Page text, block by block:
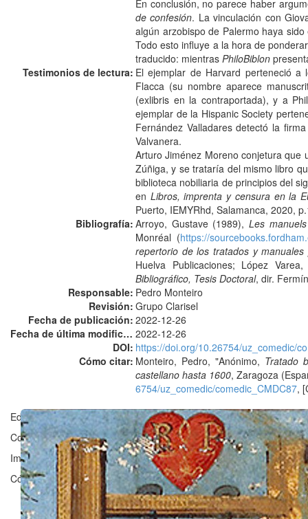
En conclusión, no parece haber
de confesión. La vinculación con
algún arzobispo de Palermo haya
Todo esto influye a la hora de
traducido: mientras PhiloBiblon
Testimonios de lectura: El ejemplar de Harvard perteneció a
Flacca (su nombre aparece
(exlibris en la contraportada), y a
ejemplar de la Hispanic Society
Fernández Valladares detectó la
Valvanera.
Arturo Jiménez Moreno conjetura
Zúñiga, y se trataría del mismo libro
biblioteca nobiliaria de principios del
en Libros, imprenta y censura en la
Puerto, IEMYRhd, Salamanca, 2020,
Bibliografía: Arroyo, Gustave (1989),Les
Monréal (https://
repertorio de los tratados y
Huelva Publicaciones; López
Bibliográfico, Tesis Doctoral, dir.
Responsable: Pedro Monteiro
Revisión: Grupo Clarisel
Fecha de publicación: 2022-12-26
Fecha de última modificación: 2022-12-26
DOI: https://doi.org/10.26754/uz_comedic/
Cómo citar: Monteiro, Pedro, "Anónimo, Tratado
castellano hasta 1600, Zaragoza
6754/uz_comedic/comedic_CMDC87,
Editado en Zaragoza por ©Grupo Clarisel, Universidad de
Contacto:clarisel@unizar.es
Imagen ©Bibliothèque nationale de France
Código licenciado porFergus ReigbajoGNU Affero General Public